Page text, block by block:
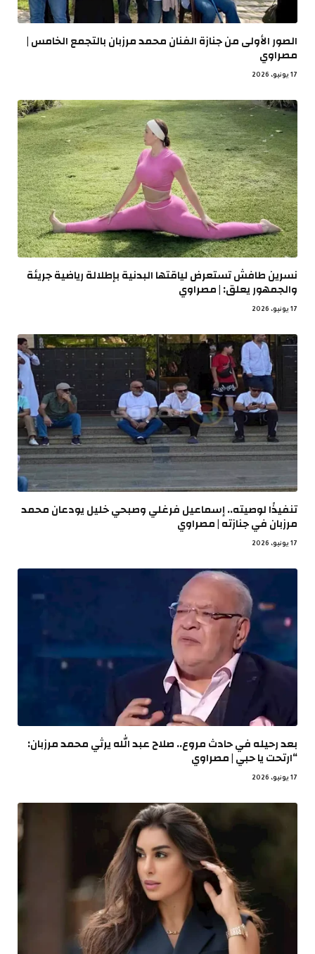
الصور الأولى من جنازة الفنان محمد مرزبان بالتجمع الخامس |
مصراوي
17 يونيو، 2026
نسرين طافش تستعرض لياقتها البدنية بإطلالة رياضية جريئة
والجمهور يعلق: | مصراوي
17 يونيو، 2026
تنفيذًا لوصيته.. إسماعيل فرغلي وصبحي خليل يودعان محمد
مرزبان في جنازته | مصراوي
17 يونيو، 2026
بعد رحيله في حادث مروع.. صلاح عبد الله يرثي محمد مرزبان:
“ارتحت يا حبي | مصراوي
17 يونيو، 2026